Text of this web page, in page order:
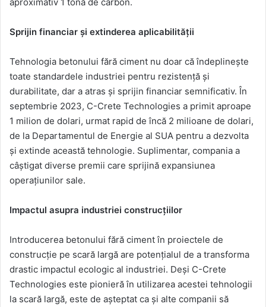
Sprijin financiar și extinderea aplicabilității
Tehnologia betonului fără ciment nu doar că îndeplinește
toate standardele industriei pentru rezistență și
durabilitate, dar a atras și sprijin financiar semnificativ. În
septembrie 2023, C-Crete Technologies a primit aproape
1 milion de dolari, urmat rapid de încă 2 milioane de dolari,
de la Departamentul de Energie al SUA pentru a dezvolta
și extinde această tehnologie. Suplimentar, compania a
câștigat diverse premii care sprijină expansiunea
operațiunilor sale.
Impactul asupra industriei construcțiilor
Introducerea betonului fără ciment în proiectele de
construcție pe scară largă are potențialul de a transforma
drastic impactul ecologic al industriei. Deși C-Crete
Technologies este pionieră în utilizarea acestei tehnologii
la scară largă, este de așteptat ca și alte companii să